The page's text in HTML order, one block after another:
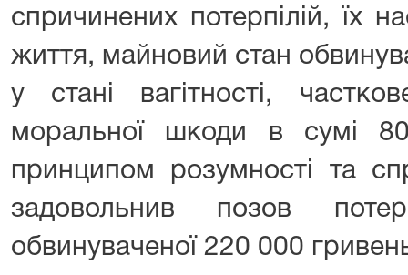
спричинених потерпілій, їх
життя, майновий стан
у стані вагітності,
моральної шкоди в сумі
принципом розумності та
задовольнив позов
обвинуваченої 220 000